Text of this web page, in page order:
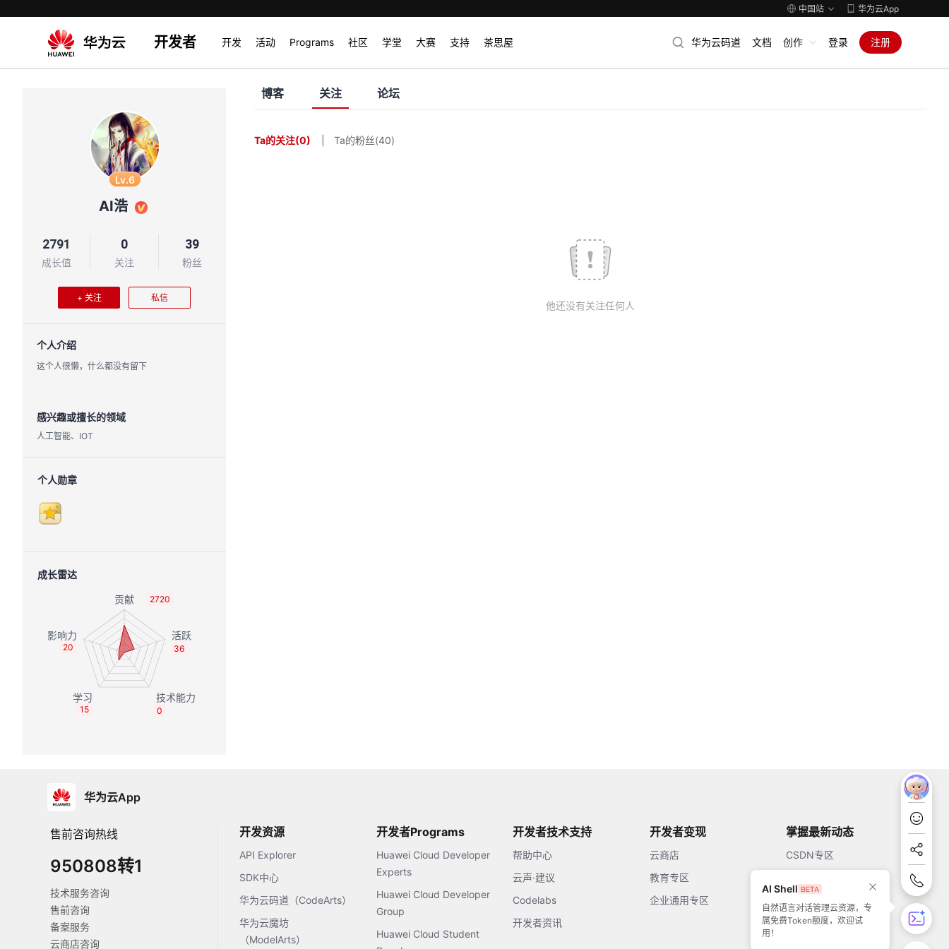
中国站 华为云App
开发者 开发 活动 Programs 社区 学堂 大赛 支持 茶思屋 华为云码道 文档 创作 登录 注册
Lv.6
AI浩
2791
成长值
0
关注
39
粉丝
+ 关注 私信
个人介绍
这个人很懒，什么都没有留下
感兴趣或擅长的领域
人工智能、IOT
个人勋章
成长雷达
2720
36
0
15
20
博客 关注 论坛
Ta的关注(0) Ta的粉丝(40)
他还没有关注任何人
华为云App
售前咨询热线
950808转1
技术服务咨询
售前咨询
备案服务
云商店咨询
开发资源
API Explorer
SDK中心
华为云码道（CodeArts）
华为云魔坊
（ModelArts）
开发者Programs
Huawei Cloud Developer
Experts
Huawei Cloud Developer
Group
Huawei Cloud Student
开发者技术支持
帮助中心
云声·建议
Codelabs
开发者资讯
开发者变现
云商店
教育专区
企业通用专区
掌握最新动态
CSDN专区
51CTO
AI Shell
自然语言对话管理云资源，专
属免费Token额度，欢迎试
用！